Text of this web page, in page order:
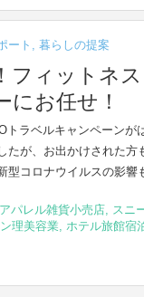
ート , 暮らしの提案
フィットネ
お任せ！
トラベルキャンペーンが
たが、お出かけされた方
型コロナウイルスの影響
アパレル雑貨小売店, スニ
ン理美容業, ホテル旅館宿